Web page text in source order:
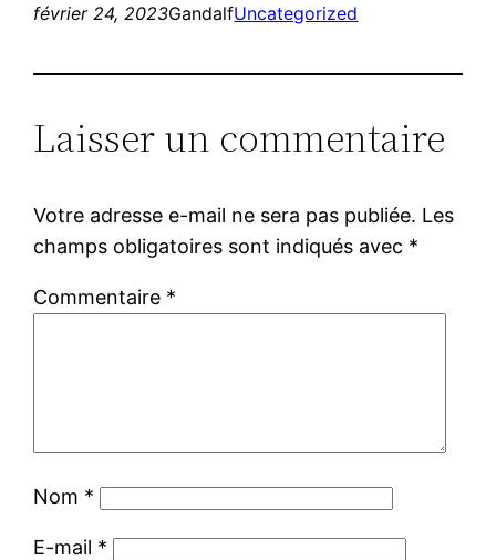
février 24, 2023GandalfUncategorized
Laisser un commentaire
Votre adresse e-mail ne sera pas publiée. Les
champs obligatoires sont indiqués avec *
Commentaire *
Nom *
E-mail *